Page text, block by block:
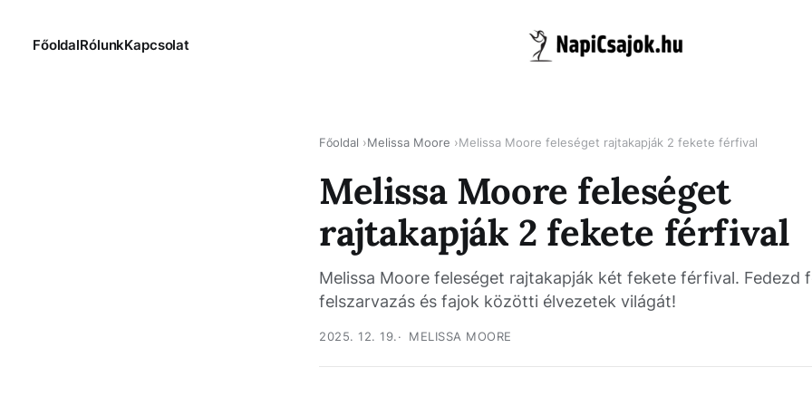
FőoldalRólunkKapcsolat
Főoldal Melissa Moore Melissa Moore feleséget rajtakapják 2 fekete férfival
Melissa Moore feleséget
rajtakapják 2 fekete férfival
Melissa Moore feleséget rajtakapják két fekete férfival. Fedezd
felszarvazás és fajok közötti élvezetek világát!
2025. 12. 19. MELISSA MOORE